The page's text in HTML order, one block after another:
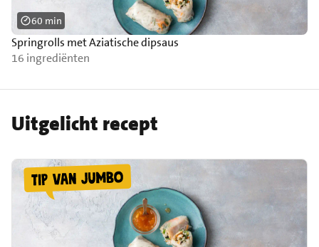
Springrolls met Aziatische dipsaus
16 ingrediënten
60 min
Uitgelicht recept